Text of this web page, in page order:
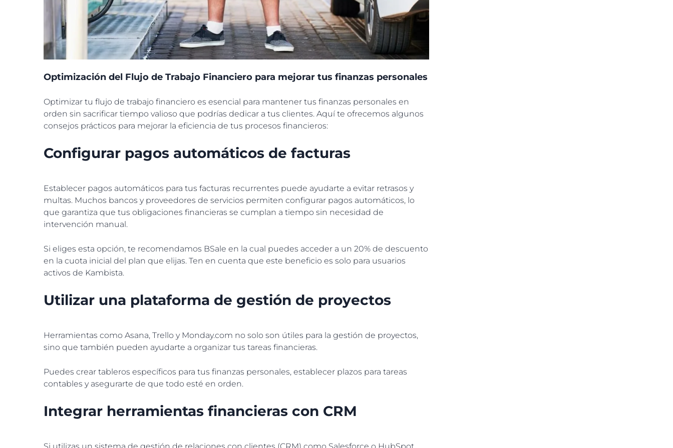
Optimización del Flujo de Trabajo Financiero para mejorar tus finanzas personales
Optimizar tu flujo de trabajo financiero es esencial para mantener tus finanzas personales en
orden sin sacrificar tiempo valioso que podrías dedicar a tus clientes. Aquí te ofrecemos algunos
consejos prácticos para mejorar la eficiencia de tus procesos financieros:
Configurar pagos automáticos de facturas
Establecer pagos automáticos para tus facturas recurrentes puede ayudarte a evitar retrasos y
multas. Muchos bancos y proveedores de servicios permiten configurar pagos automáticos, lo
que garantiza que tus obligaciones financieras se cumplan a tiempo sin necesidad de
intervención manual.
Si eliges esta opción, te recomendamos BSale en la cual puedes acceder a un 20% de descuento
en la cuota inicial del plan que elijas. Ten en cuenta que este beneficio es solo para usuarios
activos de Kambista.
Utilizar una plataforma de gestión de proyectos
Herramientas como Asana, Trello y Monday.com no solo son útiles para la gestión de proyectos,
sino que también pueden ayudarte a organizar tus tareas financieras.
Puedes crear tableros específicos para tus finanzas personales, establecer plazos para tareas
contables y asegurarte de que todo esté en orden.
Integrar herramientas financieras con CRM